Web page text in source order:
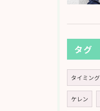
タグ
タイミング
ケレン